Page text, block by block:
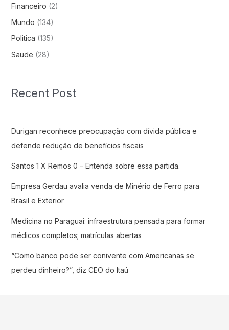
Financeiro (2)
Mundo (134)
Politica (135)
Saude (28)
Recent Post
Durigan reconhece preocupação com dívida pública e
defende redução de benefícios fiscais
Santos 1 X Remos 0 – Entenda sobre essa partida.
Empresa Gerdau avalia venda de Minério de Ferro para
Brasil e Exterior
Medicina no Paraguai: infraestrutura pensada para formar
médicos completos; matrículas abertas
“Como banco pode ser conivente com Americanas se
perdeu dinheiro?”, diz CEO do Itaú